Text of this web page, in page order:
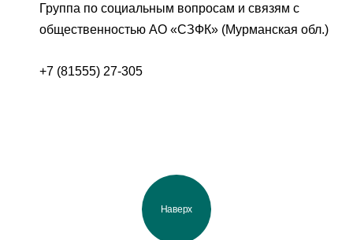
Группа по социальным вопросам и связям с
общественностью АО «СЗФК» (Мурманская обл.)
+7 (81555) 27-305
Наверх